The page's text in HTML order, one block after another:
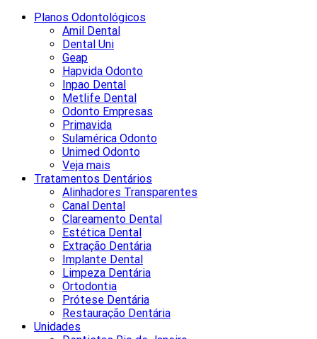
Planos Odontológicos
Amil Dental
Dental Uni
Geap
Hapvida Odonto
Inpao Dental
Metlife Dental
Odonto Empresas
Primavida
Sulamérica Odonto
Unimed Odonto
Veja mais
Tratamentos Dentários
Alinhadores Transparentes
Canal Dental
Clareamento Dental
Estética Dental
Extração Dentária
Implante Dental
Limpeza Dentária
Ortodontia
Prótese Dentária
Restauração Dentária
Unidades